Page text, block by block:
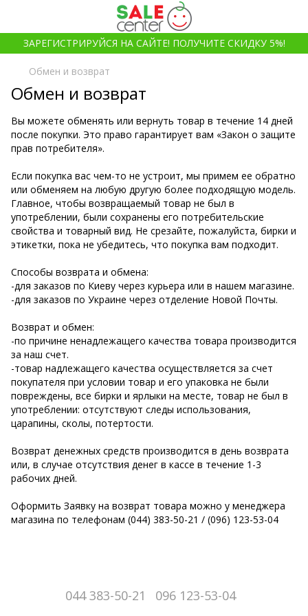
ЗАРЕГИСТРИРУЙСЯ НА САЙТЕ! ПОЛУЧИТЕ СКИДКУ 5%!
Обмен и возврат
Обмен и возврат
Вы можете обменять или вернуть товар в течение 14 дней
после покупки. Это право гарантирует вам «Закон о защите
прав потребителя».
Если покупка вас чем-то не устроит, мы примем ее обратно
или обменяем на любую другую более подходящую модель.
Главное, чтобы возвращаемый товар не был в
употреблении, были сохранены его потребительские
свойства и товарный вид. Не срезайте, пожалуйста, бирки и
этикетки, пока не убедитесь, что покупка вам подходит.
Способы возврата и обмена:
-для заказов по Киеву через курьера или в нашем магазине.
-для заказов по Украине через отделение Новой Почты.
Возврат и обмен:
-по причине ненадлежащего качества товара производится
за наш счет.
-товар надлежащего качества осуществляется за счет
покупателя при условии товар и его упаковка не были
повреждены, все бирки и ярлыки на месте, товар не был в
употреблении: отсутствуют следы использования,
царапины, сколы, потертости.
Возврат денежных средств производится в день возврата
или, в случае отсутствия денег в кассе в течение 1-3
рабочих дней.
Оформить Заявку на возврат товара можно у менеджера
магазина по телефонам (044) 383-50-21 / (096) 123-53-04
044 383-50-21 096 123-53-04